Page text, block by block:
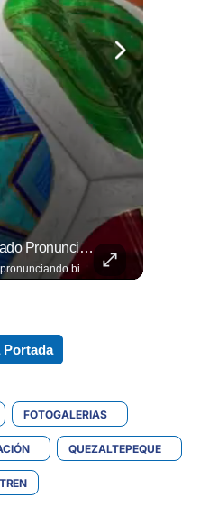
🎙️ ¿Los Has Estado Pronunciando Bien?
Portada
FOTOGALERIAS
QUEZALTEPEQUE
TREN